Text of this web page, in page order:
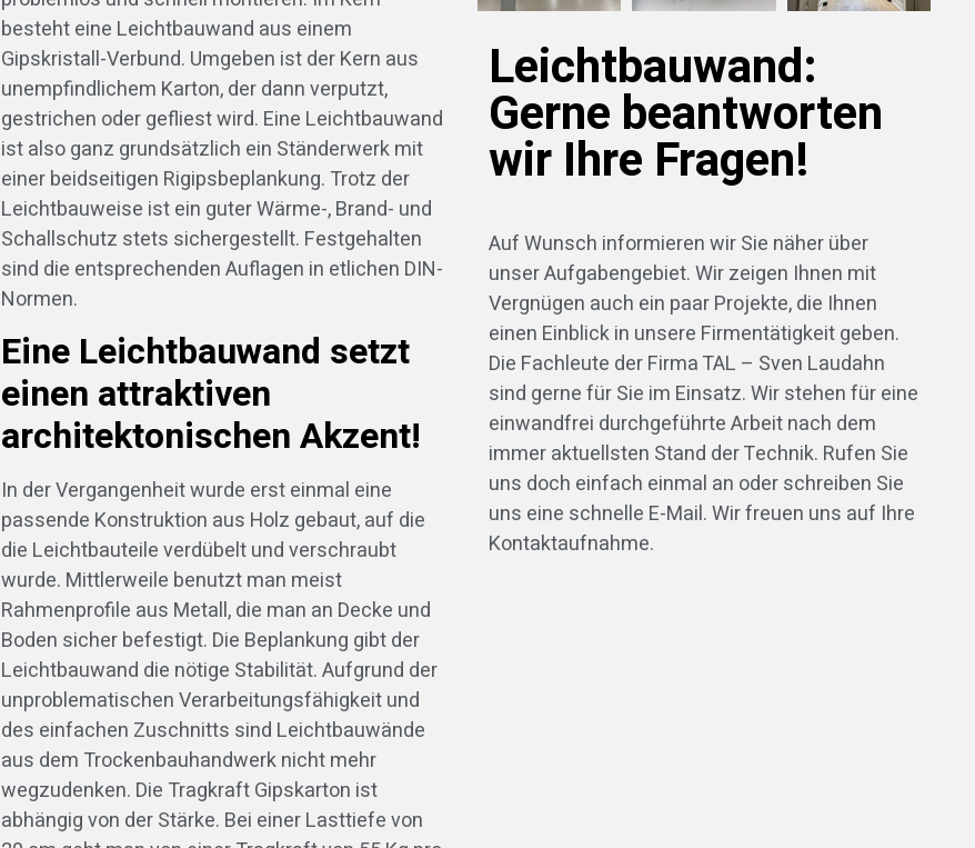
besteht eine Leichtbauwand aus einem
Gipskristall-Verbund. Umgeben ist der Kern aus
unempfindlichem Karton, der dann verputzt,
gestrichen oder gefliest wird. Eine Leichtbauwand
ist also ganz grundsätzlich ein Ständerwerk mit
einer beidseitigen Rigipsbeplankung. Trotz der
Leichtbauweise ist ein guter Wärme-, Brand- und
Schallschutz stets sichergestellt. Festgehalten
sind die entsprechenden Auflagen in etlichen DIN-
Normen.
Eine Leichtbauwand setzt
einen attraktiven
architektonischen Akzent!
In der Vergangenheit wurde erst einmal eine
passende Konstruktion aus Holz gebaut, auf die
die Leichtbauteile verdübelt und verschraubt
wurde. Mittlerweile benutzt man meist
Rahmenprofile aus Metall, die man an Decke und
Boden sicher befestigt. Die Beplankung gibt der
Leichtbauwand die nötige Stabilität. Aufgrund der
unproblematischen Verarbeitungsfähigkeit und
des einfachen Zuschnitts sind Leichtbauwände
aus dem Trockenbauhandwerk nicht mehr
wegzudenken. Die Tragkraft Gipskarton ist
abhängig von der Stärke. Bei einer Lasttiefe von
Leichtbauwand:
Gerne beantworten
wir Ihre Fragen!
Auf Wunsch informieren wir Sie näher über
unser Aufgabengebiet. Wir zeigen Ihnen mit
Vergnügen auch ein paar Projekte, die Ihnen
einen Einblick in unsere Firmentätigkeit geben.
Die Fachleute der Firma TAL – Sven Laudahn
sind gerne für Sie im Einsatz. Wir stehen für eine
einwandfrei durchgeführte Arbeit nach dem
immer aktuellsten Stand der Technik. Rufen Sie
uns doch einfach einmal an oder schreiben Sie
uns eine schnelle E-Mail. Wir freuen uns auf Ihre
Kontaktaufnahme.